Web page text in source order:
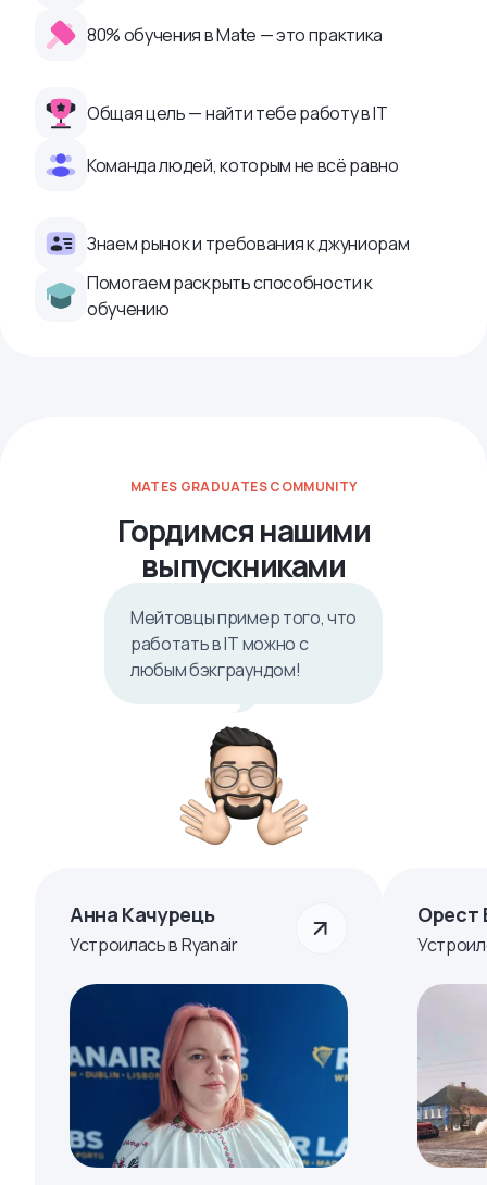
80% обучения в Mate — это практика
Общая цель — найти тебе работу в IТ
Команда людей, которым не всё равно
Знаем рынок и требования к джуниорам
Помогаем раскрыть способности к
обучению
MATES GRADUATES COMMUNITY
Гордимся нашими
выпускниками
Мейтовцы пример того, что
работать в IТ можно с
любым бэкграундом!
Анна Качурець
Устроилась в Ryanair
Орест